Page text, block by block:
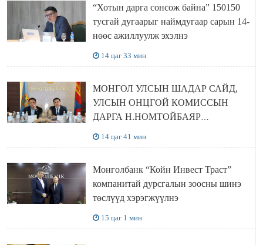
“Хотын дарга сонсож байна” 150150
тусгай дугаарыг наймдугаар сарын 14-
нөөс ажиллуулж эхэлнэ
14 цаг 33 мин
МОНГОЛ УЛСЫН ШАДАР САЙД,
УЛСЫН ОНЦГОЙ КОМИССЫН
ДАРГА Н.НОМТОЙБАЯР
ӨМНӨГОВЬ АЙМАГТ
АЖИЛЛАЛАА
14 цаг 41 мин
Монголбанк “Койн Инвест Траст”
компанитай дурсгалын зоосны шинэ
төслүүд хэрэгжүүлнэ
15 цаг 1 мин